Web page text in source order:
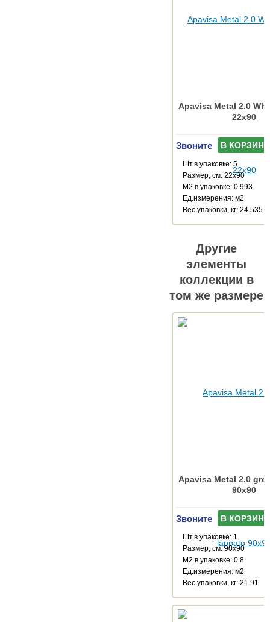
Apavisa Metal 2.0
22x90
Звоните В КОРЗИНУ
Шт.в упаковке: 5
Размер, см: 22x90
М2 в упаковке: 0.993
Ед.измерения: м2
Веc упаковки, кг: 24.535
Другие
элементы
коллекции в
том же размере
Apavisa Metal 2.0
90x90
Звоните В КОРЗИНУ
Шт.в упаковке: 1
Размер, см: 90x90
М2 в упаковке: 0.8
Ед.измерения: м2
Веc упаковки, кг: 21.91